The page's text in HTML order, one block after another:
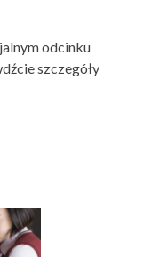
odcinku
szczegóły